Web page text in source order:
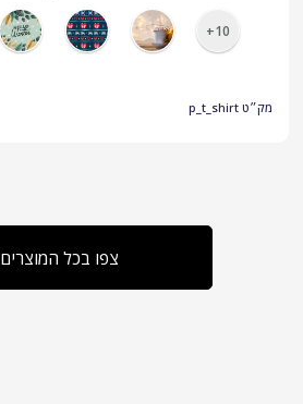
10+
מק״טp_t_shirt
צפו בכל המוצרים